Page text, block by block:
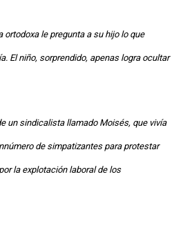
ortodoxa le pregunta a su hijo lo que
El niño, sorprendido, apenas logra ocultar
un sindicalista llamado Moisés, que vivía
de simpatizantes para protestar
la explotación laboral de los